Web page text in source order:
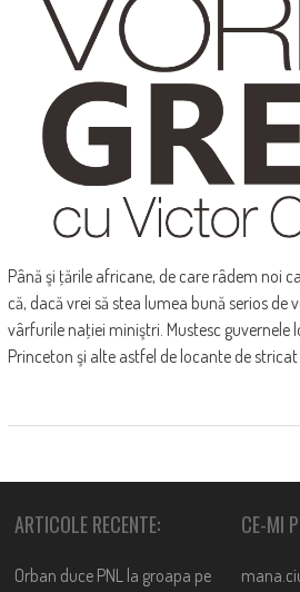
Până şi ţările africane, de care râdem noi
că, dacă vrei să stea lumea bună serios de
vârfurile naţiei miniştri. Mustesc guvernele
Princeton şi alte astfel de locante de
ARTICOLE RECENTE:
Orban duce PNL la groapa pe
CE-MI